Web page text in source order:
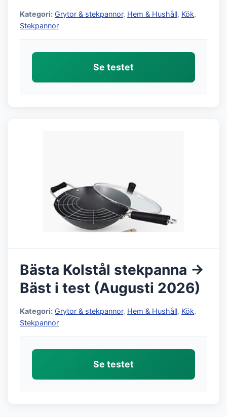
Kategori: Grytor & stekpannor, Hem & Hushåll, Kök,
Stekpannor
Se testet
Bästa Kolstål stekpanna →
Bäst i test (Augusti 2026)
Kategori: Grytor & stekpannor, Hem & Hushåll, Kök,
Stekpannor
Se testet